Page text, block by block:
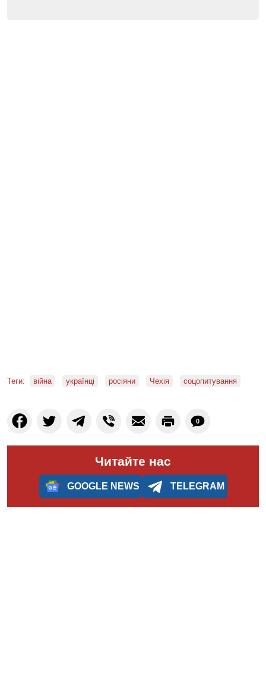
Теги: війна українці росіяни Чехія соцопитування
0
Читайте нас
GOOGLE NEWS TELEGRAM